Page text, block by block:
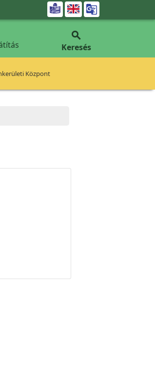


Keresés
Központ